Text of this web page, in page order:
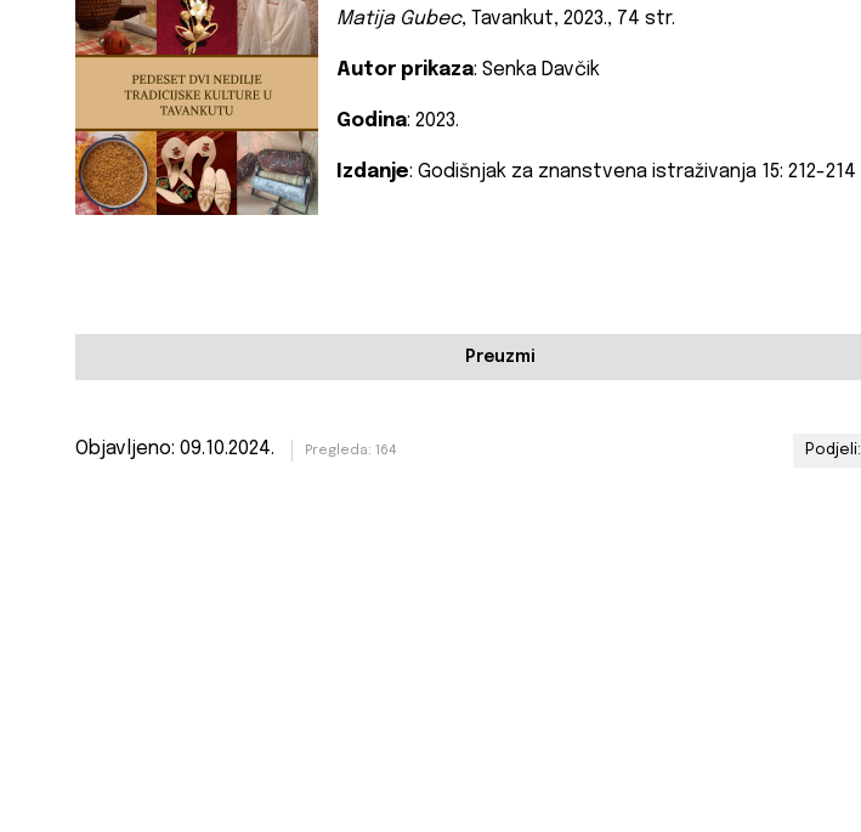
Matija Gubec, Tavankut, 2023., 74 str.
Autor prikaza: Senka Davčik
Godina: 2023.
Izdanje: Godišnjak za znanstvena istraživanja 15: 212-214
Preuzmi
Podjeli:
Objavljeno: 09.10.2024. Pregleda: 164